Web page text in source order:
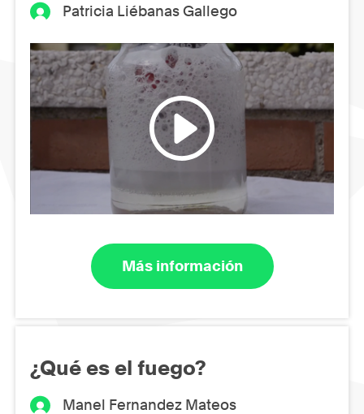
Patricia Liébanas Gallego
Más información
¿Qué es el fuego?
Manel Fernandez Mateos